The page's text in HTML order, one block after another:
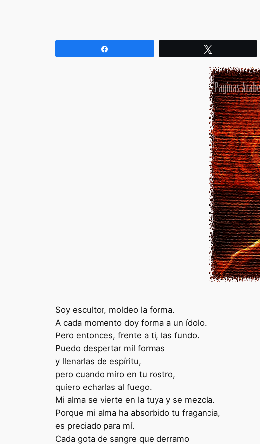
Soy escultor, moldeo la forma.
A cada momento doy forma a un ídolo.
Pero entonces, frente a ti, las fundo.
Puedo despertar mil formas
y llenarlas de espíritu,
pero cuando miro en tu rostro,
quiero echarlas al fuego.
Mi alma se vierte en la tuya y se mezcla.
Porque mi alma ha absorbido tu fragancia,
es preciado para mí.
Cada gota de sangre que derramo